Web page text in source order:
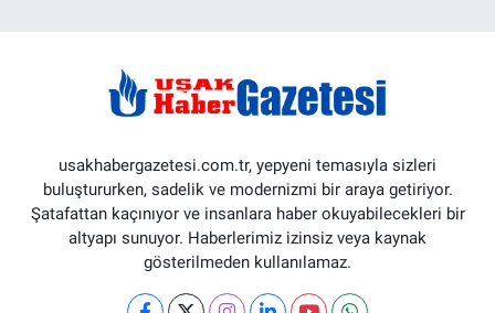
usakhabergazetesi.com.tr, yepyeni temasıyla sizleri
buluştururken, sadelik ve modernizmi bir araya getiriyor.
Şatafattan kaçınıyor ve insanlara haber okuyabilecekleri bir
altyapı sunuyor. Haberlerimiz izinsiz veya kaynak
gösterilmeden kullanılamaz.